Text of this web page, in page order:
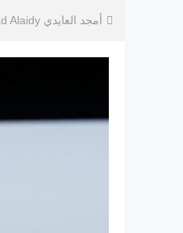
أمجد العايدي Amgad Alaidy